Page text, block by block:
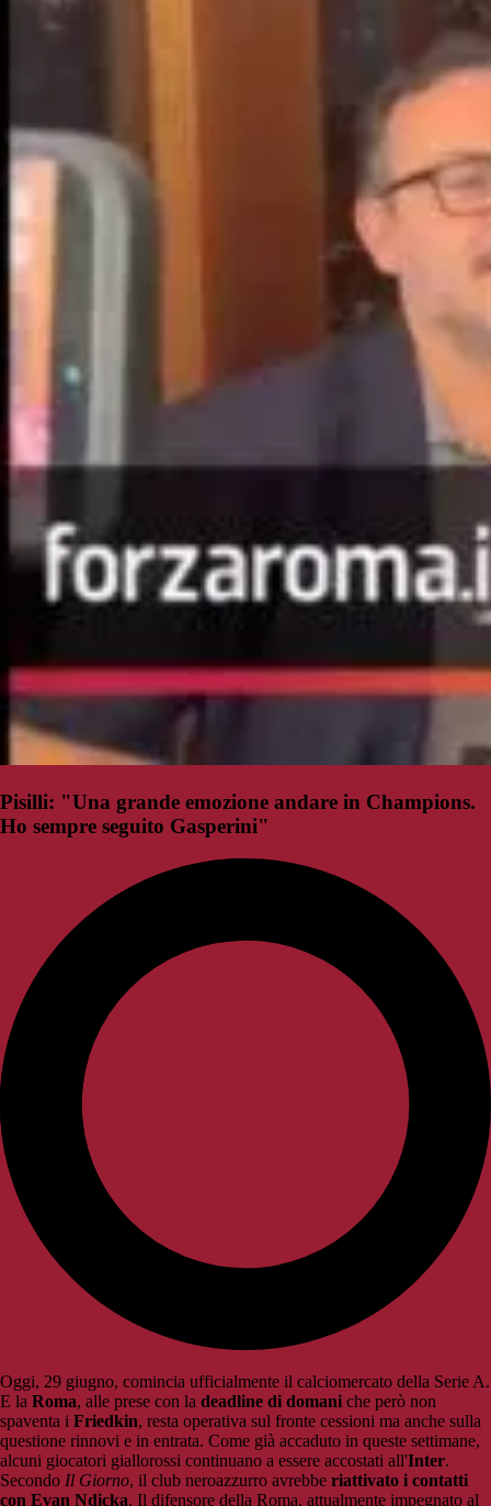
Pisilli: "Una grande emozione andare in Champions.
Ho sempre seguito Gasperini"
Oggi, 29 giugno, comincia ufficialmente il calciomercato della Serie A.
E la Roma, alle prese con la deadline di domani che però non
spaventa i Friedkin, resta operativa sul fronte cessioni ma anche sulla
questione rinnovi e in entrata. Come già accaduto in queste settimane,
alcuni giocatori giallorossi continuano a essere accostati all'Inter.
Secondo Il Giorno, il club neroazzurro avrebbe riattivato i contatti
con Evan Ndicka. Il difensore della Roma, attualmente impegnato al